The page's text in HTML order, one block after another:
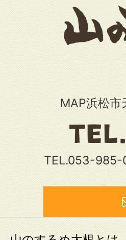
MAP浜松市
TEL.053-985-